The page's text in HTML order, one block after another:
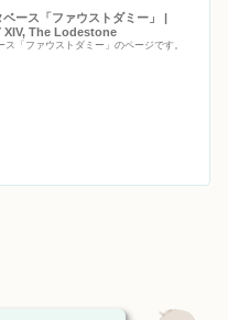
ベース「ファウストダミー」 |
XIV, The Lodestone
ス「ファウストダミー」のページです。